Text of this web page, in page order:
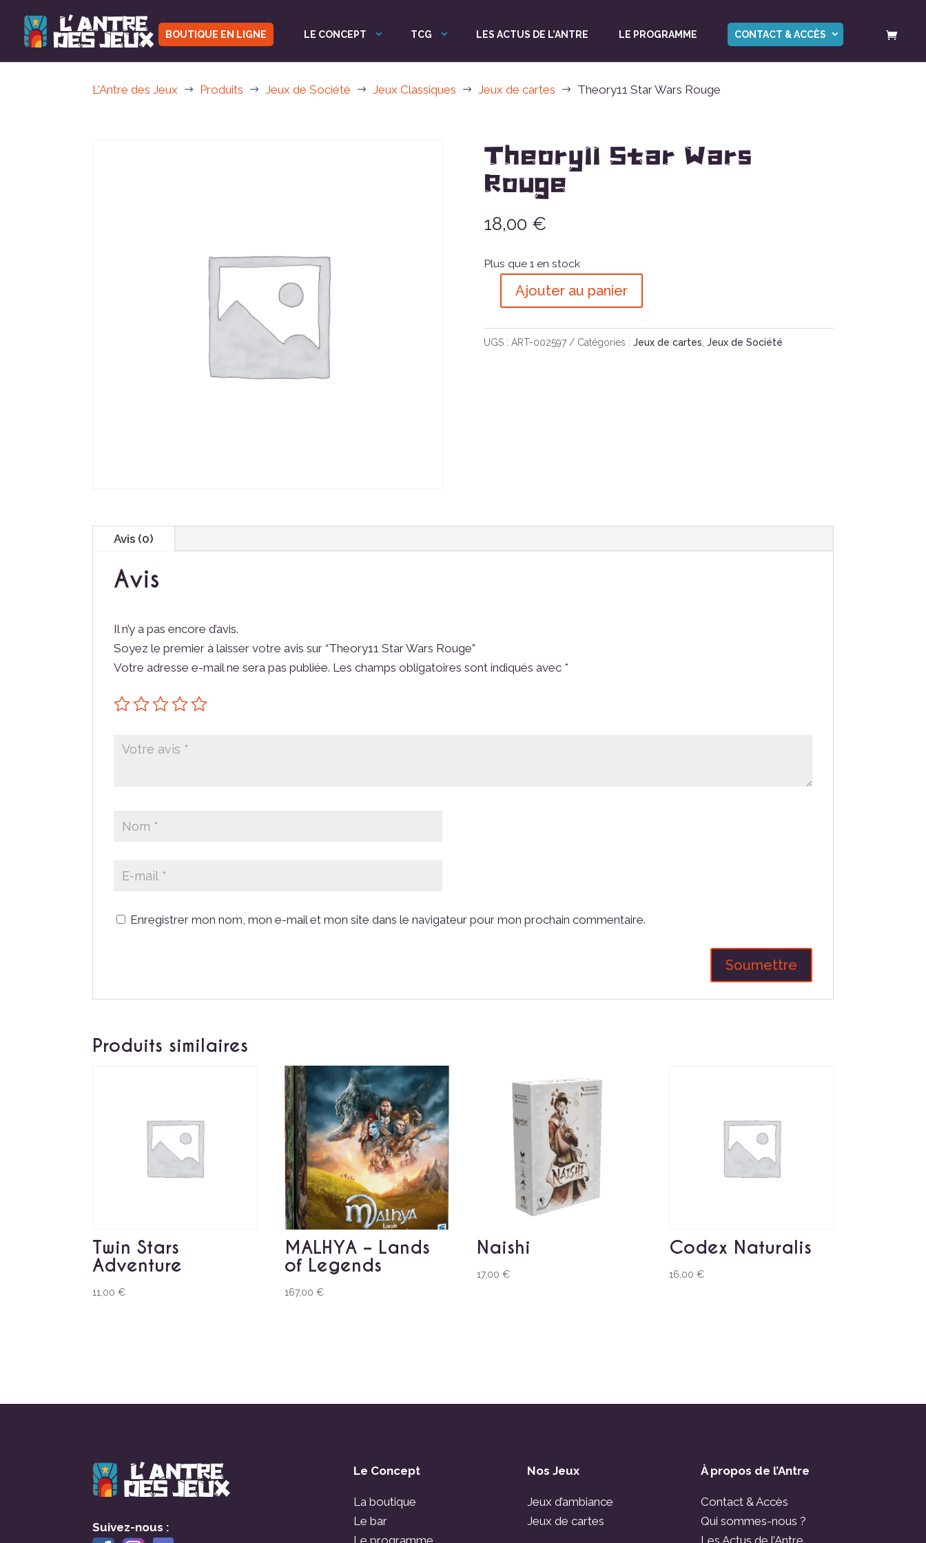
BOUTIQUE EN LIGNE LE CONCEPT TCG LES ACTUS DE L’ANTRE LE PROGRAMME CONTACT & ACCÈS
L'Antre des Jeux $ Produits $ Jeux de Société $ Jeux Classiques $ Jeux de cartes $ Theory11 Star Wars Rouge
Theory11 Star Wars
Rouge
18,00 €
Plus que 1 en stock
quantité
Theory11
Ajouter au panier
UGS : ART-002597 Catégories : Jeux de cartes, Jeux de Société
Avis (0)
Avis
Il n’y a pas encore d’avis.
Soyez le premier à laisser votre avis sur “Theory11 Star Wars Rouge”
Votre adresse e-mail ne sera pas publiée. Les champs obligatoires sont indiqués avec *
Enregistrer mon nom, mon e-mail et mon site dans le navigateur pour mon prochain commentaire.
Produits similaires
Twin Stars
Adventure
11,00€
MALHYA – Lands
of Legends
167,00€
Naishi
17,00€
Codex Naturalis
16,00€
Suivez-nous :
Le Concept
La boutique
Le bar
Nos Jeux
Jeux d’ambiance
Jeux de cartes
À propos de l’Antre
Contact & Accès
Qui sommes-nous ?